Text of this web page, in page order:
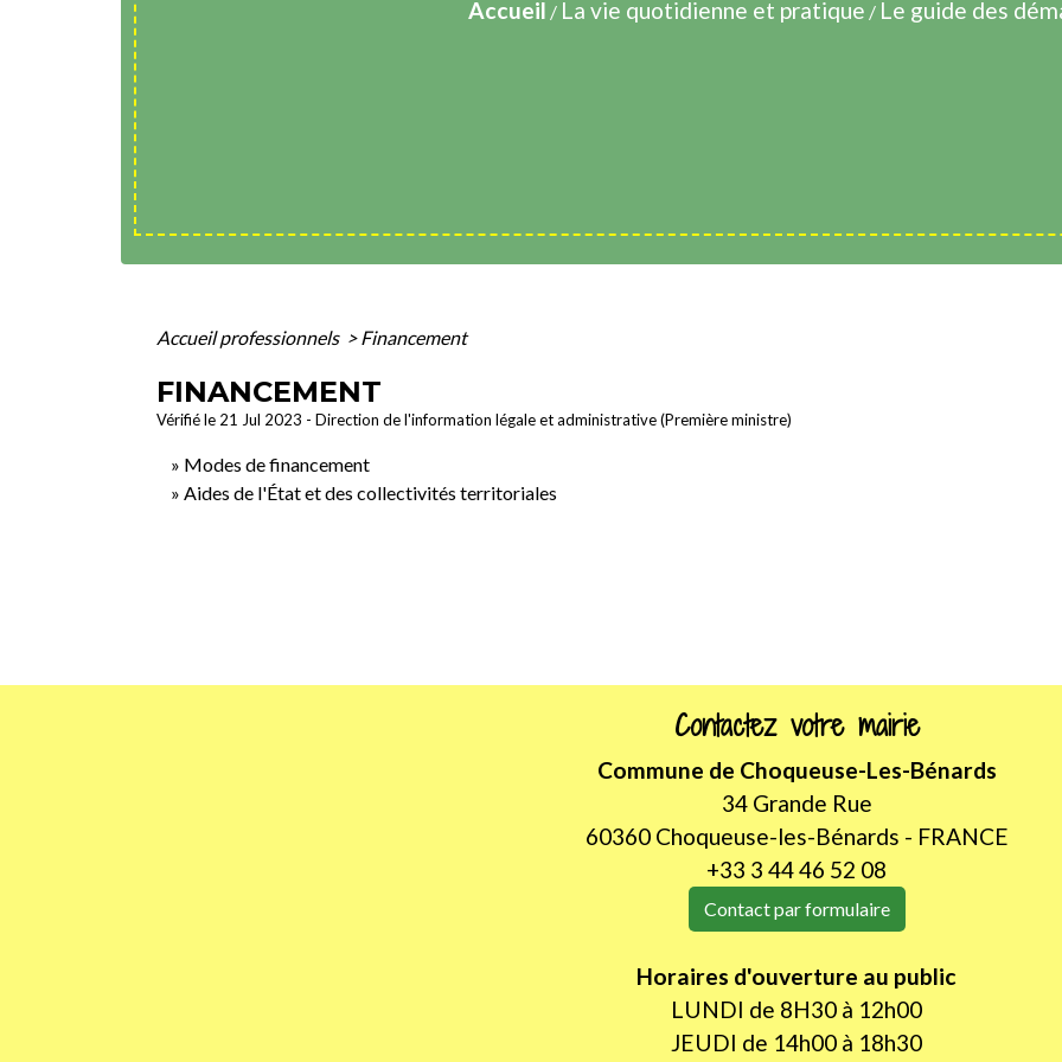
Accueil / La vie quotidienne et pratique / Le guide des
Accueil professionnels > Financement
FINANCEMENT
Vérifié le 21 Jul 2023 - Direction de l'information légale et administrative (Première ministre)
Modes de financement
Aides de l'État et des collectivités territoriales
Contactez votre mairie
Commune de Choqueuse-Les-Bénards
34 Grande Rue
60360 Choqueuse-les-Bénards - FRANCE
+33 3 44 46 52 08
Contact par formulaire
Horaires d'ouverture au public
LUNDI de 8H30 à 12h00
JEUDI de 14h00 à 18h30